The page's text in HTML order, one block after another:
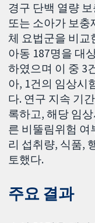
경구 단백 열량
또는 소아가 보충
체 요법군을 비교
아동 187명을 대
하였으며 이 중 3
아, 1건의 임상시
다. 연구 지속 기
록하고, 해당 임
른 비뚤림위험 여
리 섭취량, 식품,
토했다.
주요 결과